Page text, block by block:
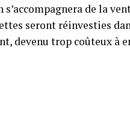
de la
seront réinvesties
devenu trop coûteux à